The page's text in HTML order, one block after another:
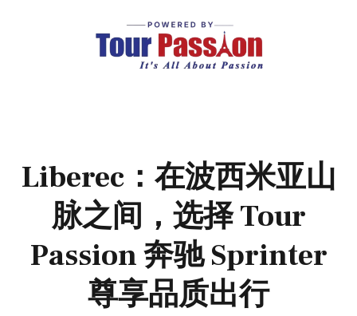
Liberec：在波西米亚山
脉之间，选择 Tour
Passion 奔驰 Sprinter
尊享品质出行